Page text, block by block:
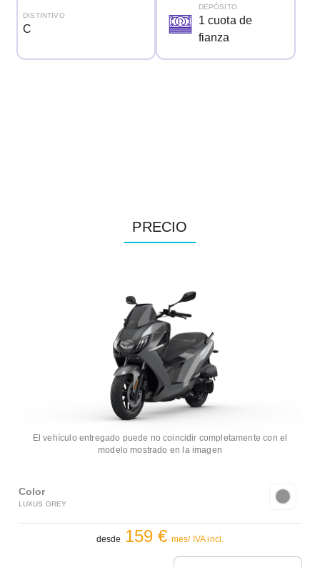
DISTINTIVO
C
DEPÓSITO
1 cuota de
fianza
PRECIO
El vehículo entregado puede no coincidir completamente con el
modelo mostrado en la imagen
Color
LUXUS GREY
desde 159 € mes/ IVA incl.